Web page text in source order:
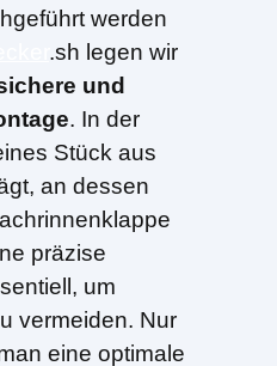
werden
.sh legen wir
und
. In der
Stück aus
an dessen
präzise
um
vermeiden. Nur
eine optimale